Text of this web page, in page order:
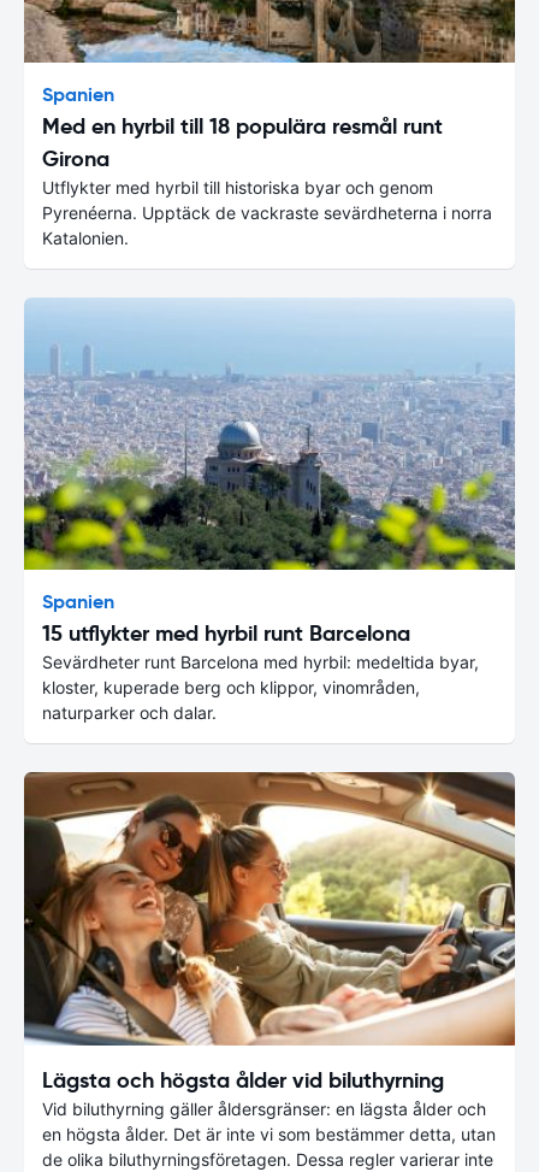
Spanien
Med en hyrbil till 18 populära resmål runt
Girona
Utflykter med hyrbil till historiska byar och genom
Pyrenéerna. Upptäck de vackraste sevärdheterna i norra
Katalonien.
Spanien
15 utflykter med hyrbil runt Barcelona
Sevärdheter runt Barcelona med hyrbil: medeltida byar,
kloster, kuperade berg och klippor, vinområden,
naturparker och dalar.
Lägsta och högsta ålder vid biluthyrning
Vid biluthyrning gäller åldersgränser: en lägsta ålder och
en högsta ålder. Det är inte vi som bestämmer detta, utan
de olika biluthyrningsföretagen. Dessa regler varierar inte